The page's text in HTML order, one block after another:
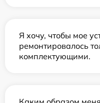
Я хочу, чтобы мое
ремонтировалось
комплектующими.